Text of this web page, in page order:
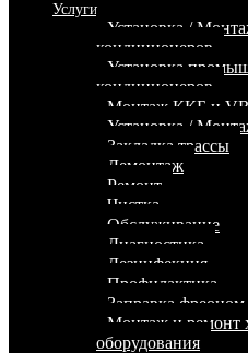
Услуги
Установка /
кондиционеров
Установка
кондиционеров
Монтаж ККБ и
Установка /
Закладка трассы
Демонтаж
Ремонт
Чистка
Обслуживание
Диагностика
Дезинфекция
Профилактика
Заправка фреоном
Монтаж и ремонт
оборудования